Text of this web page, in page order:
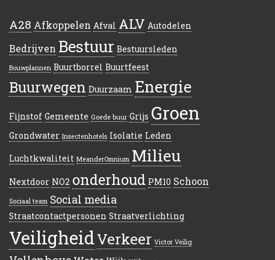
A28 Afkoppelen Afval ALV Autodelen
Bedrijven Bestuur Bestuursleden
Bouwplannen Buurtborrel Buurtfeest
Buurwegen Duurzaam Energie
Fijnstof Gemeente Goede buur Grijs Groen
Grondwater Insectenhotels Isolatie Leden
Luchtkwaliteit MeanderOmnium Milieu
Nextdoor NO2 onderhoud PM10 Schoon
Sociaal team Social media
Straatcontactpersonen Straatverlichting
VeiligheidVerkeer Victor Veilig